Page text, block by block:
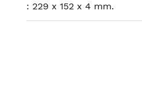
: 229 x 152 x 4 mm.